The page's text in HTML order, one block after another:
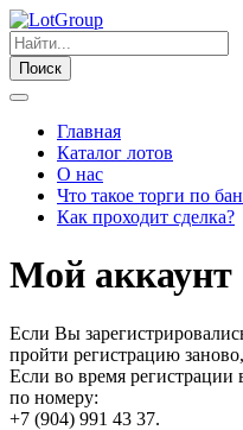
Поиск
Главная
Каталог лотов
О нас
Что такое торги по
Как проходит сделка?
Мой аккаунт
Если Вы
пройти регистрацию
Если во время
по номеру:
+7 (904) 991 43 37.